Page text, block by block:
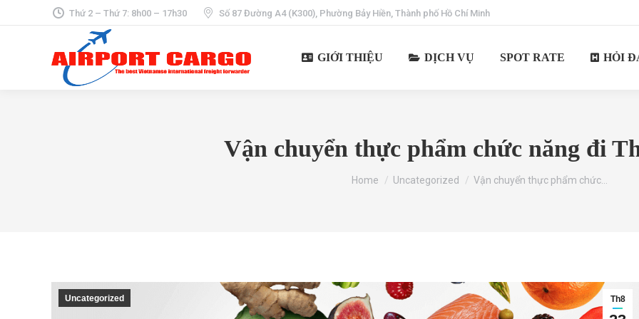
Thứ 2 – Thứ 7: 8h00 – 17h30 Số 87 Đường A4 (K300), Phường Bảy Hiền, Thành phố Hồ Chí Minh
GIỚI THIỆU DỊCH VỤ SPOT RATE HỎI
Vận chuyển thực phẩm chức năng đi
You are here:
Home Uncategorized Vận chuyển thực phẩm chức…
Th8
Uncategorized